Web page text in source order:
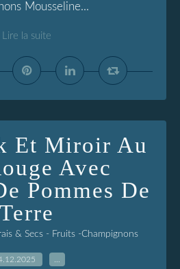
Mousseline...
Lire la suite
Et Miroir Au
Avec
Pommes De
Terre
& Secs - Fruits -Champignons